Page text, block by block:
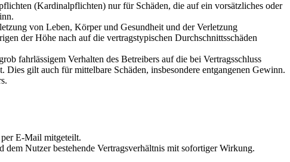
(Kardinalpflichten) nur für Schäden, die auf ein vorsätzliches oder
von Leben, Körper und Gesundheit und der Verletzung
der Höhe nach auf die vertragstypischen Durchschnittsschäden
fahrlässigem Verhalten des Betreibers auf die bei Vertragsschluss
gilt auch für mittelbare Schäden, insbesondere entgangenen Gewinn.
E-Mail mitgeteilt.
Nutzer bestehende Vertragsverhältnis mit sofortiger Wirkung.